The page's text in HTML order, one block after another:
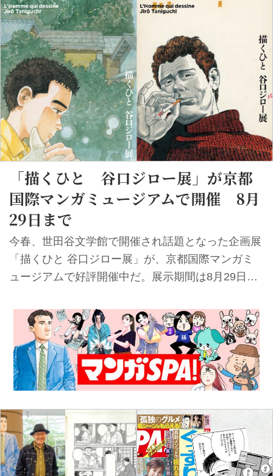
『孤独のグルメ２ 散歩もの』を6月30日に刊行し
た。 これらの刊行を記念し青山ブックセンターで
は、原作者の久住昌之氏と漫画批評家の夏目房之介
氏によるトークショーを8月20日に開催する。 谷口
ジローが『孤独のグルメ』『散歩もの』で描き続け
た街の風景、人の姿、そして食について語り合う。
トークショーの終わりには久住氏によ...
「描くひと 谷口ジロー展」が京都
国際マンガミュージアムで開催 8月
29日まで
今春、世田谷文学館で開催され話題となった企画展
「描くひと 谷口ジロー展」が、京都国際マンガミ
ュージアムで好評開催中だ。展示期間は8月29日
上にわたって描かれてきた谷口ジロー作品の原画約
300点が展示される。 また、京都では企画展を鑑賞
するにあたり、実際の谷口作品を事例にした解説コ
ーナーを用意。「スクリーントーンは「貼るだけ」
じゃない！」「この「切り貼り」は何のため？」
ったマンガ原画の観方を紹介している。 「描くひ
と 谷口ジロー展」 会場：京都国際マンガミュージ
アム2階ギャラリー1,2,3（京都...